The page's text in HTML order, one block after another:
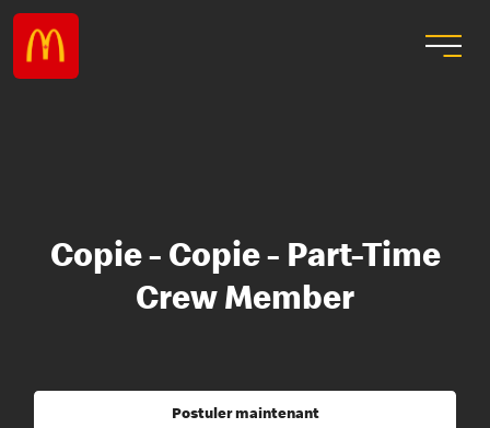
Copie - Copie - Part-Time
Crew Member
Postuler maintenant